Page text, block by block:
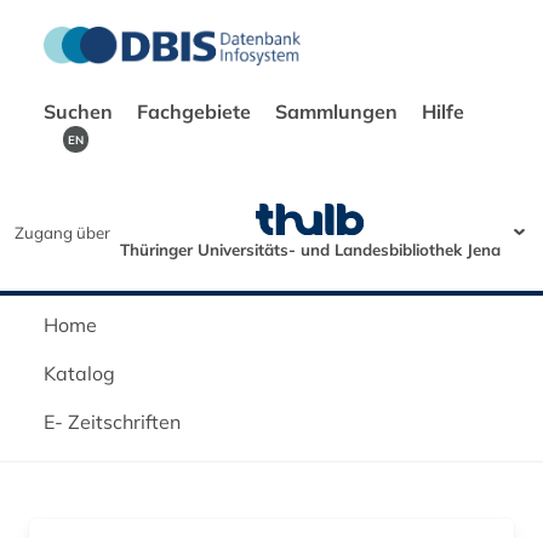
Suchen Fachgebiete Sammlungen Hilfe
EN
Zugang über
Thüringer Universitäts- und Landesbibliothek Jena
Home
Katalog
E- Zeitschriften